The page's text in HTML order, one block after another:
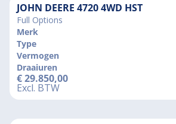
JOHN DEERE 4720 4WD HST
Full Options
Merk
Type
Vermogen
Draaiuren
€29.850,00
Excl. BTW